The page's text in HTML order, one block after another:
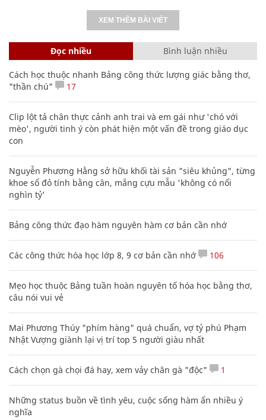
XEM THÊM BÀI VIẾT
Đọc nhiều Bình luận nhiều
Cách học thuộc nhanh Bảng công thức lượng giác bằng thơ,
"thần chú"
17
Clip lột tả chân thực cảnh anh trai và em gái như 'chó với
mèo', người tinh ý còn phát hiện một vấn đề trong giáo dục
con
Nguyễn Phương Hằng sở hữu khối tài sản "siêu khủng", từng
khoe sổ đỏ tính bằng cân, mắng cựu mẫu 'không có nổi
nghìn tỷ'
Bảng công thức đạo hàm nguyên hàm cơ bản cần nhớ
Các công thức hóa học lớp 8, 9 cơ bản cần nhớ 106
Mẹo học thuộc Bảng tuần hoàn nguyên tố hóa học bằng thơ,
câu nói vui vẻ
Mai Phương Thúy "phím hàng" quá chuẩn, vợ tỷ phú Phạm
Nhật Vượng giành lại vị trí top 5 người giàu nhất
Cách chọn gà chọi đá hay, xem vảy chân gà "độc" 1
Những status buồn về tình yêu, cuộc sống hàm ẩn nhiều ý
nghĩa